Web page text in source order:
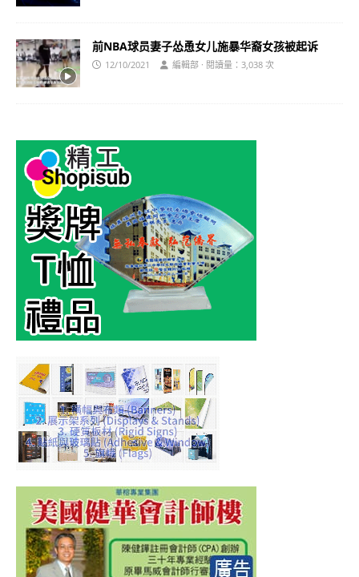
前NBA球员妻子怂恿女儿施暴华裔女孩被起诉
12/10/2021 編輯部 · 閱讀量：3,038 次